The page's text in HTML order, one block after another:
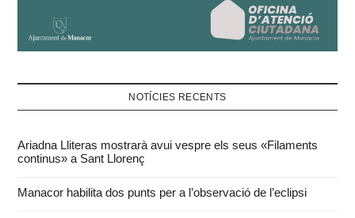
NOTÍCIES RECENTS
Ariadna Lliteras mostrarà avui vespre els seus «Filaments
continus» a Sant Llorenç
Manacor habilita dos punts per a l’observació de l’eclipsi